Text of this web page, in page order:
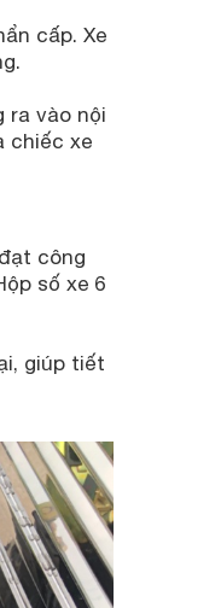
cấp. Xe
ra vào nội
chiếc xe
công
số xe 6
giúp tiết